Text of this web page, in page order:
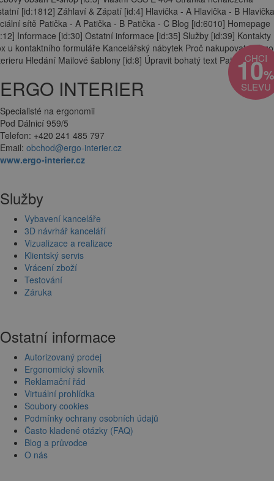
[id:1812] Záhlaví & Zápatí [id:4] Hlavička - A Hlavička - B
sítě Patička - A Patička - B Patička - C Blog [id:6010] Homepage
Informace [id:30] Ostatní informace [id:35] Služby [id:39] Kontakty
u kontaktního formuláře Kancelářský nábytek Proč nakupovat v Ergo
Hledání Mailové šablony [id:8] Úpravit bohatý text Patička - A
ERGO INTERIER
Specialisté na ergonomii
Pod Dálnicí 959/5
Telefon: +420 241 485 797
Email: obchod@ergo-interier.cz
www.ergo-interier.cz
Služby
Vybavení kanceláře
3D návrhář kanceláří
Vizualizace a realizace
Klientský servis
Vrácení zboží
Testování
Záruka
Ostatní informace
Autorizovaný prodej
Ergonomický slovník
Reklamační řád
Virtuální prohlídka
Soubory cookies
Podmínky ochrany osobních údajů
Často kladené otázky (FAQ)
Blog a průvodce
O nás
CHCI
10%
SLEVU